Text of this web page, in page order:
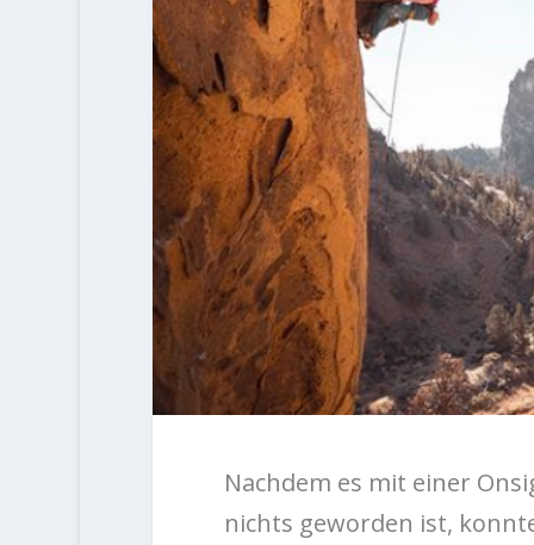
Nachdem es mit einer
nichts geworden ist,